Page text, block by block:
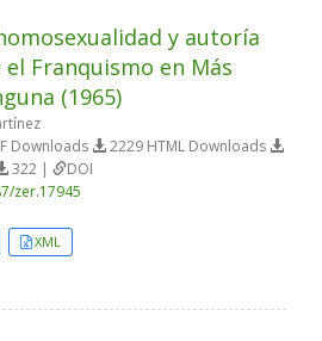
y autoría
Franquismo en Más
(1965)
Downloads
2229 HTML Downloads
322 |
DOI
zer.17945
XML